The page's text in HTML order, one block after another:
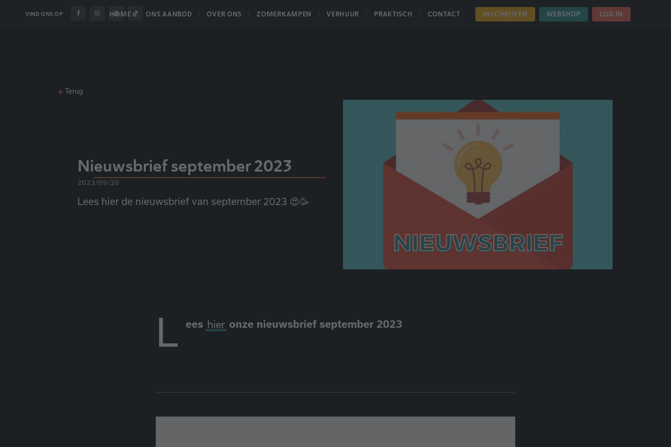
VIND ONS OP HOME ONS AANBOD OVER ONS ZOMERKAMPEN VERHUUR PRAKTISCH CONTACT INSCHRIJVEN WEBSHOP LOG IN
HOME OVER ONS NIEUWS NIEUWSBRIEF SEPTEMBER 2023
Nieuwsbrief september 2023
2023/09/20
Lees hier de nieuwsbrief van september 2023 😍🥳
Terug
L ees hier onze nieuwsbrief september 2023